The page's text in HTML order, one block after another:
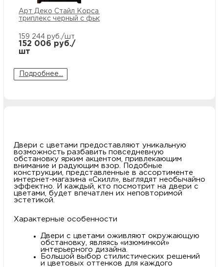
Арт Деко Стайл Корса платан
триплекс черный с фьюзингом
159 244 руб./шт
152 006 руб./
шт
Подробнее...
Двери с цветами предоставляют уникальную
возможность разбавить повседневную
обстановку ярким акцентом, привлекающим
внимание и радующим взор. Подобные
конструкции, представленные в ассортименте
интернет-магазина «Скилл», выглядят необычайно
эффектно. И каждый, кто посмотрит на двери с
цветами, будет впечатлен их неповторимой
эстетикой.
Характерные особенности
Двери с цветами оживляют окружающую
обстановку, являясь «изюминкой»
интерьерного дизайна.
Большой выбор стилистических решений
и цветовых оттенков для каждого